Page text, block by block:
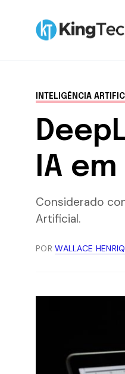
Hardware
Windows
Promoções
INTELIGÊNCIA
IA
Considerado
Artificial.
PORWALLACE